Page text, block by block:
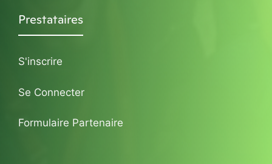
Prestataires
S'inscrire
Se Connecter
Formulaire Partenaire